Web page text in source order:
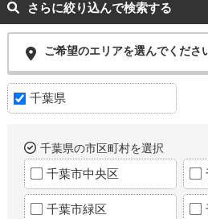
さらに絞り込んで検索する
ご希望のエリアを選んでくださ
千葉県
千葉県の市区町村を選択
千葉市中央区
千葉市緑区